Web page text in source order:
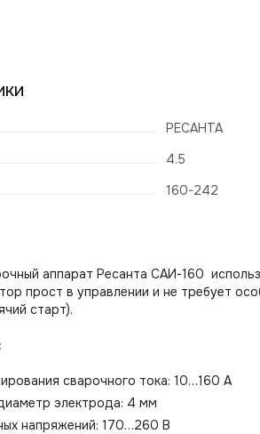
РЕСАНТА
4.5
160-242
аппарат Ресанта САИ-160
прост в управлении и не требует
старт).
сварочного тока: 10…160 А
электрода: 4 мм
напряжений: 170…260 В